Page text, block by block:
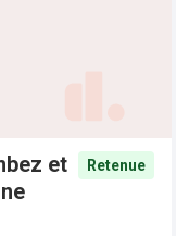
et
Retenue